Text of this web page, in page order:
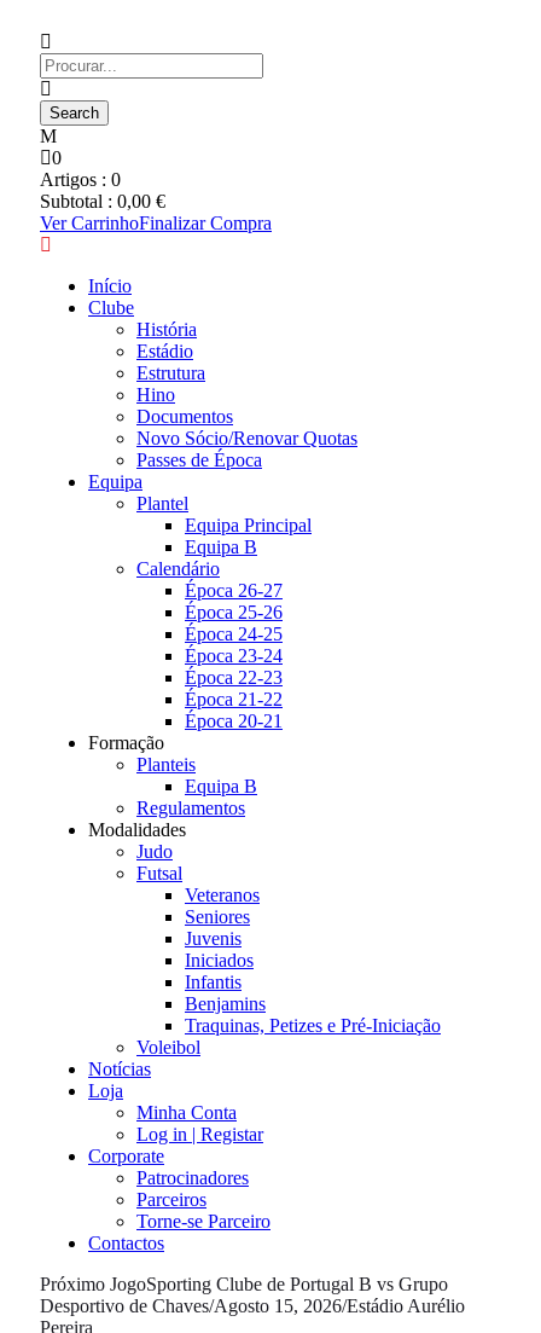
0
Artigos : 0
Subtotal : 0,00 €
Ver CarrinhoFinalizar Compra
Início
Clube
História
Estádio
Estrutura
Hino
Documentos
Novo Sócio/Renovar Quotas
Passes de Época
Equipa
Plantel
Equipa Principal
Equipa B
Calendário
Época 26-27
Época 25-26
Época 24-25
Época 23-24
Época 22-23
Época 21-22
Época 20-21
Formação
Planteis
Equipa B
Regulamentos
Modalidades
Judo
Futsal
Veteranos
Seniores
Juvenis
Iniciados
Infantis
Benjamins
Traquinas, Petizes e Pré-Iniciação
Voleibol
Notícias
Loja
Minha Conta
Log in | Registar
Corporate
Patrocinadores
Parceiros
Torne-se Parceiro
Contactos
Próximo JogoSporting Clube de Portugal B vs Grupo
Desportivo de Chaves/Agosto 15, 2026/Estádio Aurélio
Pereira